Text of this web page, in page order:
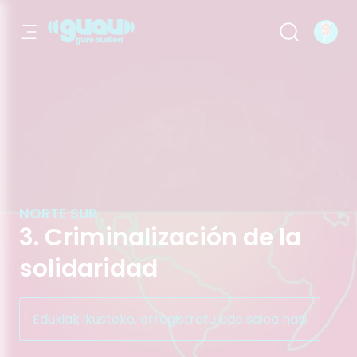
NORTE SUR
3. Criminalización de la
solidaridad
Edukiak ikusteko, erregistratu edo saioa hasi